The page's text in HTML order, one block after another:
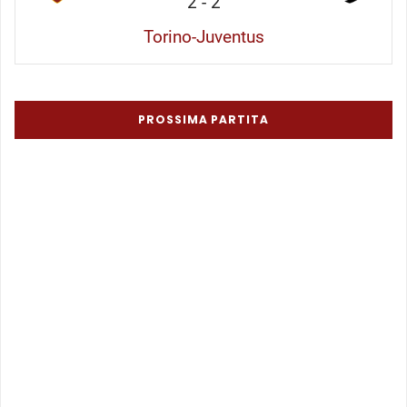
Torino-Juventus
PROSSIMA PARTITA